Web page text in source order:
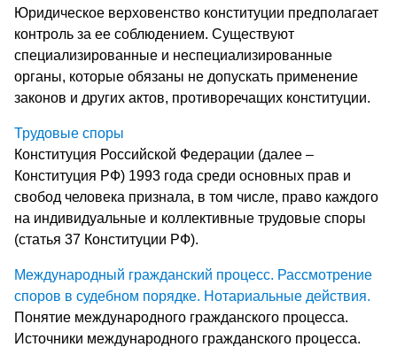
Юридическое верховенство конституции предполагает
контроль за ее соблюдением. Существуют
специализированные и неспециализированные
органы, которые обязаны не допускать применение
законов и других актов, противоречащих конституции.
Трудовые споры
Конституция Российской Федерации (далее –
Конституция РФ) 1993 года среди основных прав и
свобод человека признала, в том числе, право каждого
на индивидуальные и коллективные трудовые споры
(статья 37 Конституции РФ).
Международный гражданский процесс. Рассмотрение
споров в судебном порядке. Нотариальные действия.
Понятие международного гражданского процесса.
Источники международного гражданского процесса.